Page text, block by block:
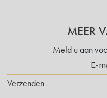
MEER
Meld u aan